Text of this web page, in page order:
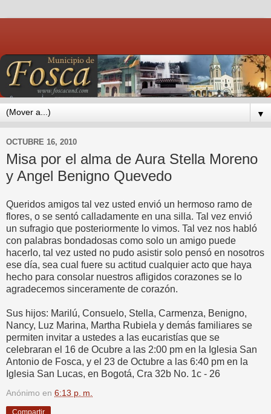
▼
OCTUBRE 16, 2010
Misa por el alma de Aura Stella Moreno
y Angel Benigno Quevedo
Queridos amigos tal vez usted envió un hermoso ramo de
flores, o se sentó calladamente en una silla. Tal vez envió
un sufragio que posteriormente lo vimos. Tal vez nos habló
con palabras bondadosas como solo un amigo puede
hacerlo, tal vez usted no pudo asistir solo pensó en nosotros
ese día, sea cual fuere su actitud cualquier acto que haya
hecho para consolar nuestros afligidos corazones se lo
agradecemos sinceramente de corazón.
Sus hijos: Marilú, Consuelo, Stella, Carmenza, Benigno,
Nancy, Luz Marina, Martha Rubiela y demás familiares se
permiten invitar a ustedes a las eucaristías que se
celebraran el 16 de Ocubre a las 2:00 pm en la Iglesia San
Antonio de Fosca, y el 23 de Octubre a las 6:40 pm en la
Iglesia San Lucas, en Bogotá, Cra 32b No. 1c - 26
Anónimo en 6:13 p. m.